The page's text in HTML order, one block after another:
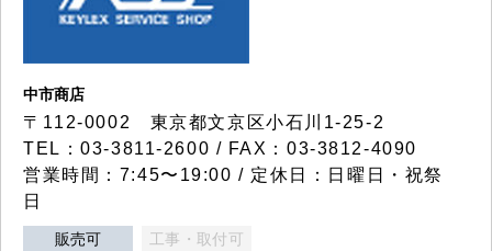
中市商店
〒112-0002 東京都文京区小石川1-25-2
TEL：03-3811-2600 / FAX：03-3812-4090
営業時間：7:45〜19:00 / 定休日：日曜日・祝祭
日
販売可 工事・取付可